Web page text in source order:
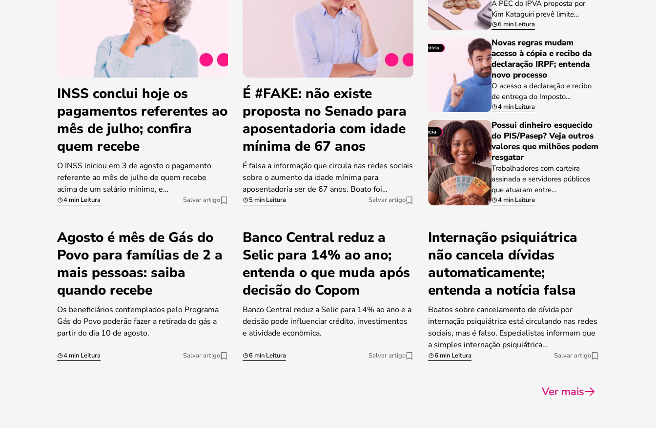
INSS conclui hoje os
pagamentos referentes ao
mês de julho; confira
quem recebe
O INSS iniciou em 3 de agosto o pagamento
referente ao mês de julho de quem recebe
acima de um salário mínimo, e…
4 min Leitura Salvar artigo
É #FAKE: não existe
proposta no Senado para
aposentadoria com idade
mínima de 67 anos
É falsa a informação que circula nas redes sociais
sobre o aumento da idade mínima para
aposentadoria ser de 67 anos. Boato foi…
5 min Leitura Salvar artigo
A PEC do IPVA proposta por
Kim Kataguiri prevê limite…
6 min Leitura
Novas regras mudam
acesso à cópia e recibo da
declaração IRPF; entenda
novo processo
O acesso a declaração e recibo
de entrega do Imposto…
4 min Leitura
Possui dinheiro esquecido
do PIS/Pasep? Veja outros
valores que milhões podem
resgatar
Trabalhadores com carteira
assinada e servidores públicos
que atuaram entre…
4 min Leitura
Agosto é mês de Gás do
Povo para famílias de 2 a
mais pessoas: saiba
quando recebe
Os beneficiários contemplados pelo Programa
Gás do Povo poderão fazer a retirada do gás a
partir do dia 10 de agosto.
4 min Leitura Salvar artigo
Banco Central reduz a
Selic para 14% ao ano;
entenda o que muda após
decisão do Copom
Banco Central reduz a Selic para 14% ao ano e a
decisão pode influenciar crédito, investimentos
e atividade econômica.
6 min Leitura Salvar artigo
Internação psiquiátrica
não cancela dívidas
automaticamente;
entenda a notícia falsa
Boatos sobre cancelamento de dívida por
internação psiquiátrica está circulando nas redes
sociais, mas é falso. Especialistas informam que
a simples internação psiquiátrica…
6 min Leitura Salvar artigo
Ver mais